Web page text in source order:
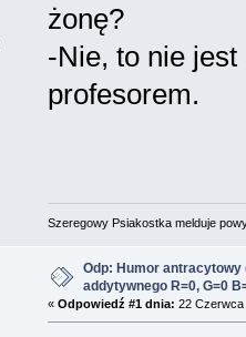
żonę?
-Nie, to nie
profesorem.
Szeregowy Psiakostka melduje
Odp: Humor antracytowy
addytywnego R=0, G=0
« Odpowiedź #1 dnia: 22 Czerwca